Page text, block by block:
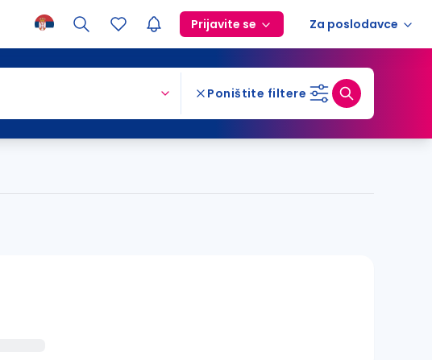
Prijavite se Za poslodavce
Poništite filtere